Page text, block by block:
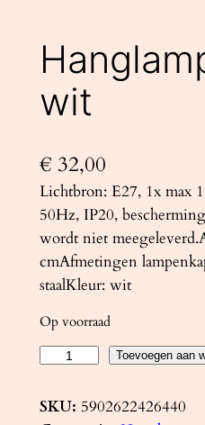
wit
€ 32,00
Lichtbron: E27, 1x max
50Hz, IP20,
wordt niet
cmAfmetingen
staalKleur: wit
Op voorraad
n
Toevoegen aan
SKU: 5902622426440